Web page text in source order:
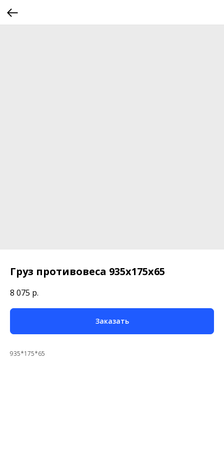
Груз противовеса 935х175х65
8 075 р.
Заказать
935*175*65